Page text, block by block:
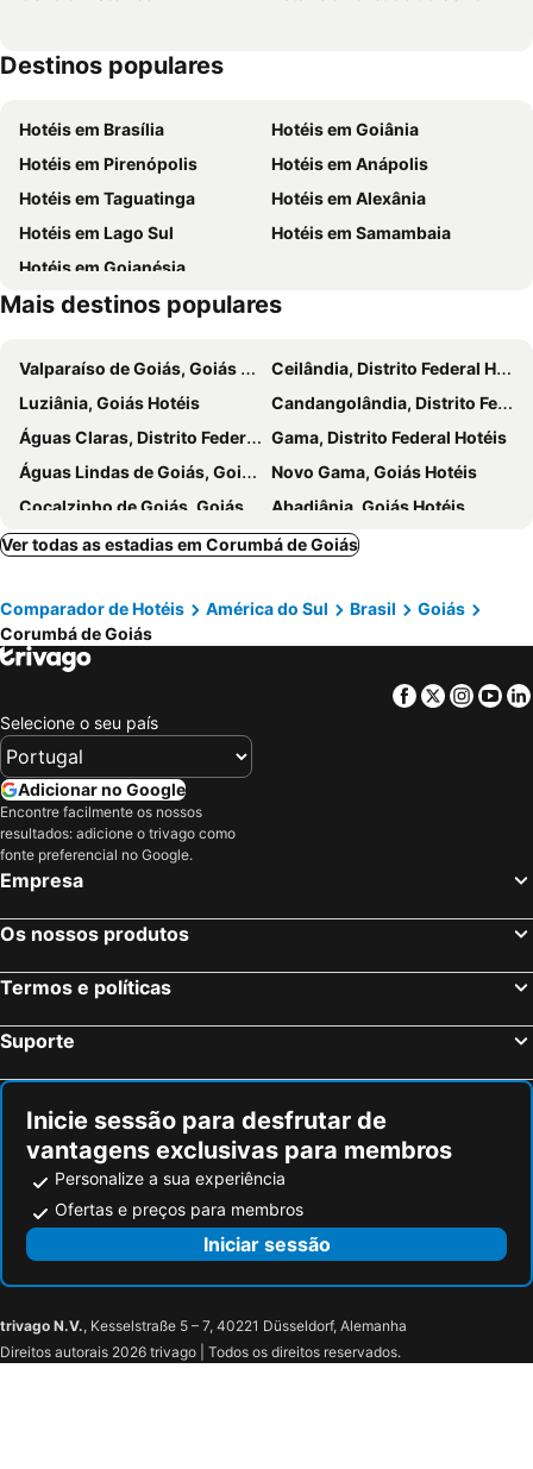
Pousada Vila Rica
Pousada Mãe Natureza
Pousada Meia Ponte
Salto Corumbá Hotel Camping Clube
CASA DO RIO HOTEL FAZENDA
Águas Vivas Hotel Fazenda
Pousada Flor de Piri
Pousada Yvanna
Hotel Pousada Caminho Pireneus
Pousada Love Piri
TEMPLÁRIOS ECOVILLA Pousada
Pousada Portal do Cerrado
Pousada JK
Pousada Rio das Almas
Hospedagem Central Eu Amo Piri
Recanto Rocas
Pousada Zoe
Pousada Colonial
Pousada da Biquinha
Pousada Flores do Carmo
Destinos populares
Hotéis em Brasília
Hotéis em Goiânia
Hotéis em Pirenópolis
Hotéis em Anápolis
Hotéis em Taguatinga
Hotéis em Alexânia
Hotéis em Lago Sul
Hotéis em Samambaia
Hotéis em Goianésia
Mais destinos populares
Valparaíso de Goiás, Goiás Hotéis
Ceilândia, Distrito Federal Hotéis
Luziânia, Goiás Hotéis
Candangolândia, Distrito Federal Hotéis
Águas Claras, Distrito Federal Hotéis
Gama, Distrito Federal Hotéis
Águas Lindas de Goiás, Goiás Hotéis
Novo Gama, Goiás Hotéis
Cocalzinho de Goiás, Goiás Hotéis
Abadiânia, Goiás Hotéis
Santo António do Descoberto, Goiás Hotéis
Jaraguá, Goiás Hotéis
Senador Canedo, Goiás Hotéis
Goiás, Goiás Hotéis
Ceres, Goiás Hotéis
Rubiataba, Goiás Hotéis
Mossâmedes, Goiás Hotéis
Avelinópolis, Goiás Hotéis
Rialma, Goiás Hotéis
Rio de Janeiro, Rio de Janeiro Hotéis
Fortaleza, Ceará Hotéis
Foz do Iguaçu, Paraná Hotéis
Salvador, Bahia Hotéis
Porto Seguro, Bahia Hotéis
Ver todas as estadias em Corumbá de Goiás
Comparador de Hotéis América do Sul Brasil
Goiás
Corumbá de Goiás
Facebook
Twitter
Selecione o seu país
Adicionar no Google
Encontre facilmente os nossos
resultados: adicione o trivago como
fonte preferencial no Google.
Empresa
Os nossos produtos
Termos e políticas
Suporte
Inicie sessão para desfrutar de
vantagens exclusivas para membros
Personalize a sua experiência
Ofertas e preços para membros
Iniciar sessão
trivago N.V., Kesselstraße 5 – 7, 40221 Düsseldorf, Alemanha
Direitos autorais 2026 trivago | Todos os direitos reservados.